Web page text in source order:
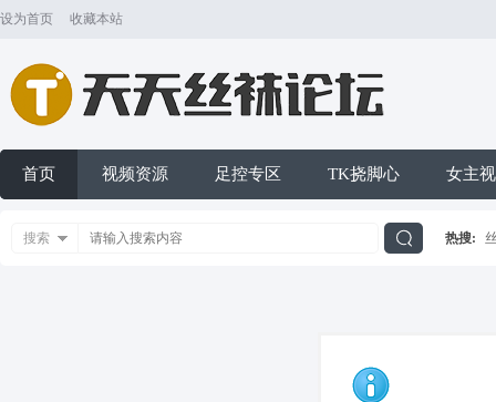
设为首页 收藏本站
首页 视频资源 足控专区 TK挠脚心 女主
搜索 热搜: